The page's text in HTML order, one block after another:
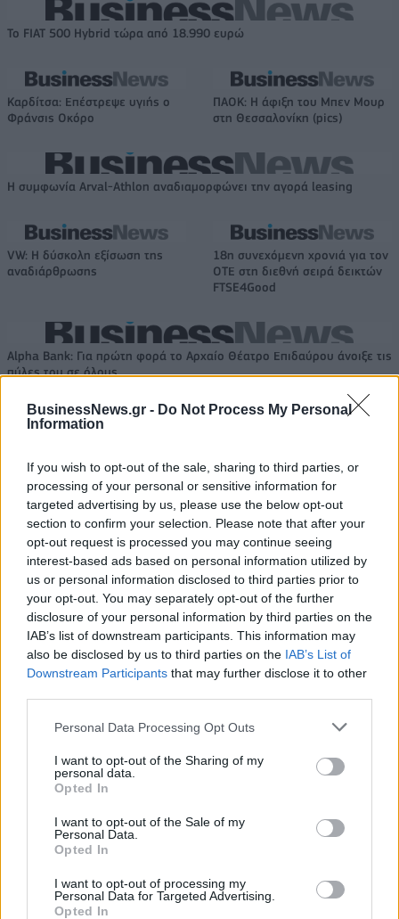
BusinessNews.gr - Do Not Process My Personal
Information
If you wish to opt-out of the sale, sharing to third parties, or
processing of your personal or sensitive information for
targeted advertising by us, please use the below opt-out
section to confirm your selection. Please note that after your
opt-out request is processed you may continue seeing
interest-based ads based on personal information utilized by
us or personal information disclosed to third parties prior to
your opt-out. You may separately opt-out of the further
disclosure of your personal information by third parties on the
IAB’s list of downstream participants. This information may
also be disclosed by us to third parties on the IAB’s List of
Downstream Participants that may further disclose it to other
Personal Data Processing Opt Outs
I want to opt-out of the Sharing of my
personal data.
Opted In
I want to opt-out of the Sale of my
Personal Data.
Opted In
I want to opt-out of processing my
Personal Data for Targeted Advertising.
Opted In
Το FIAT 500 Hybrid τώρα από 18.990 ευρώ
Καρδίτσα: Επέστρεψε υγιής ο
Φράνσις Οκόρο
ΠΑΟΚ: Η άφιξη του Μπεν Μουρ
στη Θεσσαλονίκη (pics)
Η συμφωνία Arval-Athlon αναδιαμορφώνει την αγορά leasing
VW: Η δύσκολη εξίσωση της
αναδιάρθρωσης
18η συνεχόμενη χρονιά για τον
ΟΤΕ στη διεθνή σειρά δεικτών
FTSE4Good
Alpha Bank: Για πρώτη φορά το Αρχαίο Θέατρο Επιδαύρου άνοιξε τις
πύλες του σε όλους
βιωσιμότητα σε καθημερινή
πράξη
ΠΕΡΙΣΣΌΤΕΡΑ ΣΕ ΑΥΤΉ ΤΗΝ ΚΑΤΗΓΟΡΊΑ
διασύνδεση με την αγορά
εργασίας προσφέροντας
υποψηφίους
18/12/2025 - 11:27
Efood: Οι διανομείς του
εταιρεία